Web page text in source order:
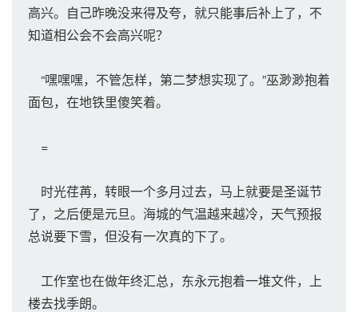
高兴。自己昨晚没来得及夸，就只能事后补上了，不
知道相公会不会高兴呢？
“嘿嘿嘿，不管怎样，第二梦想实现了。”巫渺渺抱着
面包，在地铁里傻笑着。
=
时光荏苒，转眼一个多月过去，马上就要是圣诞节
了，之后便是元旦。海城的气温越来越冷，天气预报
总说要下雪，但没有一次真的下了。
工作室也在做年终汇总，东永元抱着一堆文件，上
楼去找季朗。